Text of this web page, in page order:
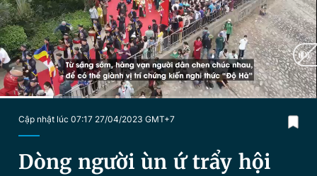
Chuyên mục khác
Chào ngày mới Tin 24h
Video Magazine
Tin đã lưu
Tin đã xem
Đăng xuất
Cập nhật lúc 07:17 27/04/2023 GMT+7
Dòng người ùn ứ trẩy hội